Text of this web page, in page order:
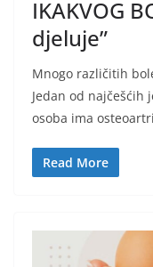
IKAKVOG
djeluje”
Mnogo različitih
Jedan od
osoba ima
Read More